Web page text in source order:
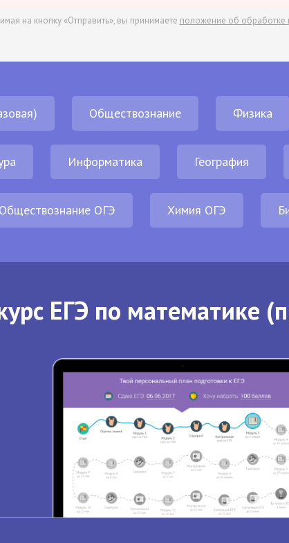
на кнопку «Отправить», вы принимаете положение об
Обществознание Физика
Информатика География
Обществознание ОГЭ Химия ОГЭ
ЕГЭ по математике